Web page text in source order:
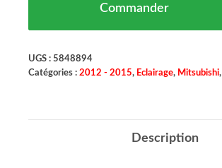
Commander
UGS : 5848894
Catégories : 2012 - 2015, Eclairage, Mitsubishi,
Description